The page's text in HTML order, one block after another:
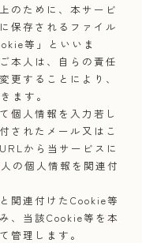
のために、本サービ
保存されるファイル
等」といいま
本人は、自らの責任
更することにより、
ます。
個人情報を入力若し
されたメール又はこ
から当サービスに
の個人情報を関連付
関連付けたCookie等
、当該Cookie等を本
管理します。